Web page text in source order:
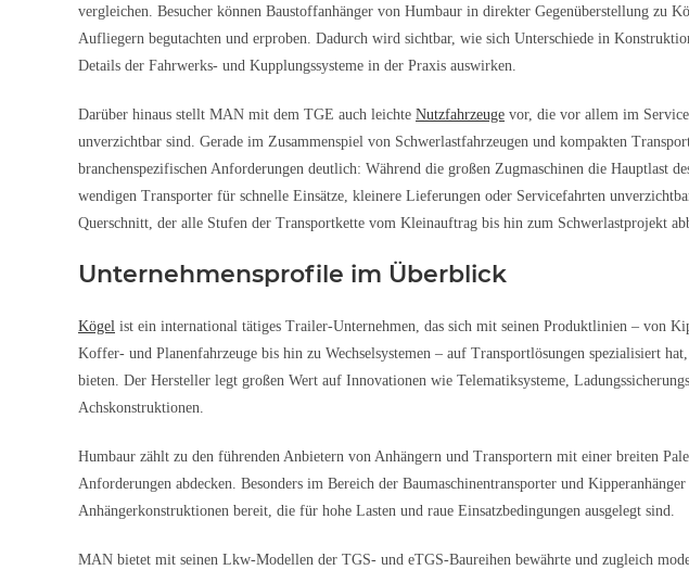
vergleichen. Besucher können Baustoffanhänger von Humbaur in direkter Gegenüberstellung zu
Aufliegern begutachten und erproben. Dadurch wird sichtbar, wie sich Unterschiede in
Details der Fahrwerks- und Kupplungssysteme in der Praxis auswirken.
Darüber hinaus stellt MAN mit dem TGE auch leichte Nutzfahrzeuge vor, die vor allem im
unverzichtbar sind. Gerade im Zusammenspiel von Schwerlastfahrzeugen und kompakten
branchenspezifischen Anforderungen deutlich: Während die großen Zugmaschinen die Hauptlast
wendigen Transporter für schnelle Einsätze, kleinere Lieferungen oder Servicefahrten
Querschnitt, der alle Stufen der Transportkette vom Kleinauftrag bis hin zum Schwerlastprojekt
Unternehmensprofile im Überblick
Kögel ist ein international tätiges Trailer-Unternehmen, das sich mit seinen Produktlinien – von
Koffer- und Planenfahrzeuge bis hin zu Wechselsystemen – auf Transportlösungen spezialisiert
bieten. Der Hersteller legt großen Wert auf Innovationen wie Telematiksysteme,
Achskonstruktionen.
Humbaur zählt zu den führenden Anbietern von Anhängern und Transportern mit einer breiten
Anforderungen abdecken. Besonders im Bereich der Baumaschinentransporter und
Anhängerkonstruktionen bereit, die für hohe Lasten und raue Einsatzbedingungen ausgelegt sind.
MAN bietet mit seinen Lkw-Modellen der TGS- und eTGS-Baureihen bewährte und zugleich